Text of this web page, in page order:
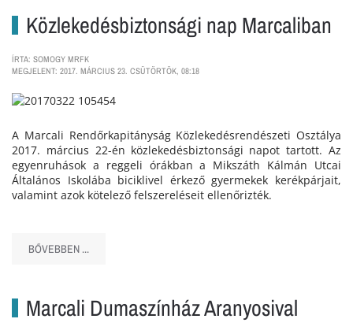
Közlekedésbiztonsági nap Marcaliban
ÍRTA: SOMOGY MRFK
MEGJELENT: 2017. MÁRCIUS 23. CSÜTÖRTÖK, 08:18
A Marcali Rendőrkapitányság Közlekedésrendészeti Osztálya
2017. március 22-én közlekedésbiztonsági napot tartott. Az
egyenruhások a reggeli órákban a Mikszáth Kálmán Utcai
Általános Iskolába biciklivel érkező gyermekek kerékpárjait,
valamint azok kötelező felszereléseit ellenőrizték.
BŐVEBBEN ...
Marcali Dumaszínház Aranyosival